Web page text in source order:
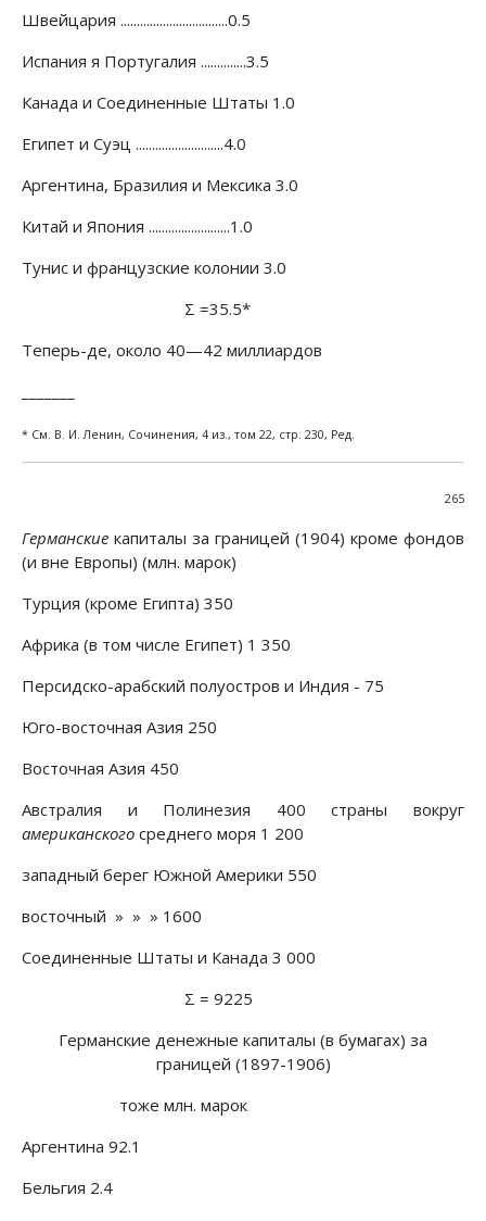
Швейцария .................................0.5
Испания я Португалия ..............3.5
Канада и Соединенные Штаты 1.0
Египет и Суэц ...........................4.0
Аргентина, Бразилия и Мексика 3.0
Китай и Япония .........................1.0
Тунис и французские колонии 3.0
Σ =35.5*
Теперь-де, около 40—42 миллиардов
* См. В. И. Ленин, Сочинения, 4 из., том 22, стр. 230, Ред.
265
Германские капиталы за границей (1904) кроме фондов
(и вне Европы) (млн. марок)
Турция (кроме Египта) 350
Африка (в том числе Египет) 1 350
Персидско-арабский полуостров и Индия - 75
Юго-восточная Азия 250
Восточная Азия 450
Австралия и Полинезия 400 страны вокруг
американского среднего моря 1 200
западный берег Южной Америки 550
восточный » » » 1600
Соединенные Штаты и Канада 3 000
Σ = 9225
Германские денежные капиталы (в бумагах) за
границей (1897-1906)
тоже млн. марок
Аргентина 92.1
Бельгия 2.4